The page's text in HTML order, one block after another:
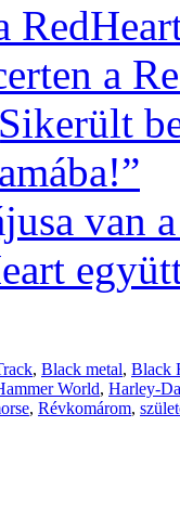
a
van
, Black metal, Black
World, Harley-
, Révkomárom,